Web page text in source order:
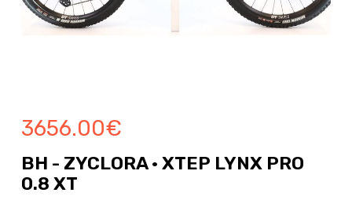
3656.00€
BH - ZYCLORA · XTEP LYNX PRO
0.8 XT